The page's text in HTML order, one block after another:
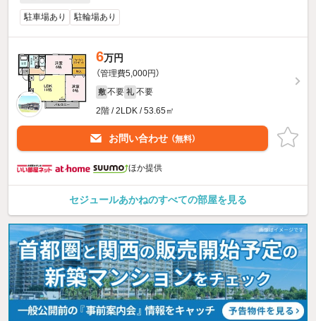
駐車場あり 駐輪場あり
6万円
（管理費5,000円）
敷 不要 礼 不要
2階 / 2LDK / 53.65㎡
お問い合わせ （無料）
ほか提供
セジュールあかねのすべての部屋を見る